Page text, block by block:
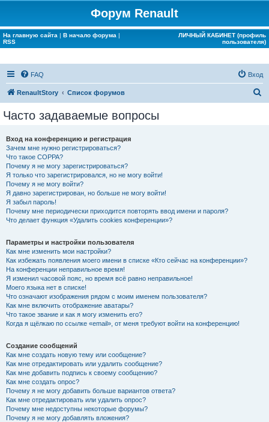
Форум Renault
На главную сайта | В начало форума |
RSS
ЛИЧНЫЙ КАБИНЕТ (профиль
пользователя)
FAQ Вход
RenaultStory Список форумов
Часто задаваемые вопросы
Вход на конференцию и регистрация
Зачем мне нужно регистрироваться?
Что такое COPPA?
Почему я не могу зарегистрироваться?
Я только что зарегистрировался, но не могу войти!
Почему я не могу войти?
Я давно зарегистрирован, но больше не могу войти!
Я забыл пароль!
Почему мне периодически приходится повторять ввод имени и пароля?
Что делает функция «Удалить cookies конференции»?
Параметры и настройки пользователя
Как мне изменить мои настройки?
Как избежать появления моего имени в списке «Кто сейчас на конференции»?
На конференции неправильное время!
Я изменил часовой пояс, но время всё равно неправильное!
Моего языка нет в списке!
Что означают изображения рядом с моим именем пользователя?
Как мне включить отображение аватары?
Что такое звание и как я могу изменить его?
Когда я щёлкаю по ссылке «email», от меня требуют войти на конференцию!
Создание сообщений
Как мне создать новую тему или сообщение?
Как мне отредактировать или удалить сообщение?
Как мне добавить подпись к своему сообщению?
Как мне создать опрос?
Почему я не могу добавить больше вариантов ответа?
Как мне отредактировать или удалить опрос?
Почему мне недоступны некоторые форумы?
Почему я не могу добавлять вложения?